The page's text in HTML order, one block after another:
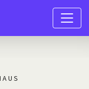
Menu